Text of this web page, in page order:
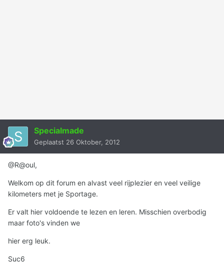
Specialmade
Geplaatst 26 Oktober, 2012
@R@oul,
Welkom op dit forum en alvast veel rijplezier en veel veilige
kilometers met je Sportage.
Er valt hier voldoende te lezen en leren. Misschien overbodig
maar foto's vinden we
hier erg leuk.
Suc6